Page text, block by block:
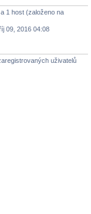
1 host (založeno na
09, 2016 04:08
uživatelů